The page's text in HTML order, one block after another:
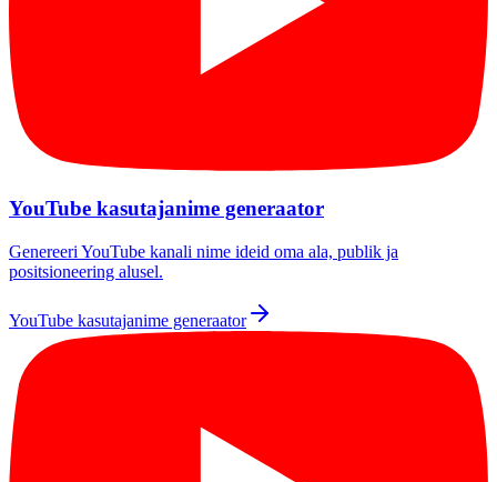
YouTube kasutajanime generaator
Genereeri YouTube kanali nime ideid oma ala, publik ja
positsioneering alusel.
YouTube kasutajanime generaator